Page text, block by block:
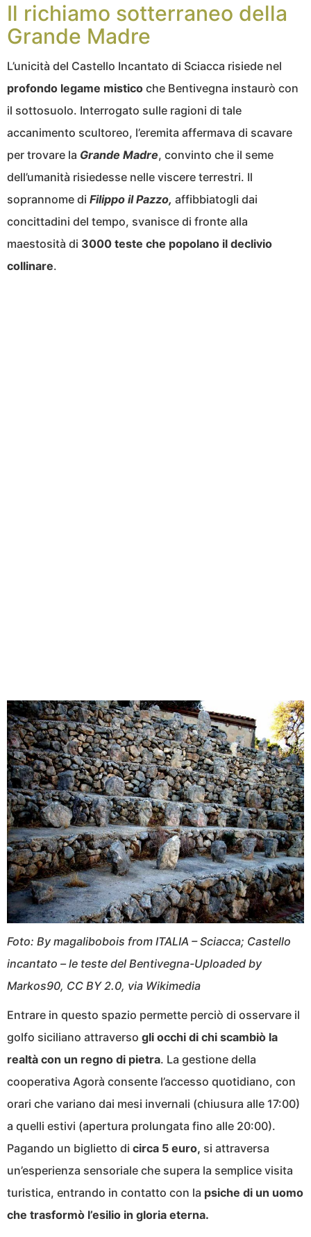
Il richiamo sotterraneo della
Grande Madre
L’unicità del Castello Incantato di Sciacca risiede nel
profondo legame mistico che Bentivegna instaurò con
il sottosuolo. Interrogato sulle ragioni di tale
accanimento scultoreo, l’eremita affermava di scavare
per trovare la Grande Madre, convinto che il seme
dell’umanità risiedesse nelle viscere terrestri. Il
soprannome di Filippo il Pazzo, affibbiatogli dai
concittadini del tempo, svanisce di fronte alla
maestosità di 3000 teste che popolano il declivio
collinare.
Foto: By magalibobois from ITALIA – Sciacca; Castello
incantato – le teste del Bentivegna-Uploaded by
Markos90, CC BY 2.0, via Wikimedia
Entrare in questo spazio permette perciò di osservare il
golfo siciliano attraverso gli occhi di chi scambiò la
realtà con un regno di pietra. La gestione della
cooperativa Agorà consente l’accesso quotidiano, con
orari che variano dai mesi invernali (chiusura alle 17:00)
a quelli estivi (apertura prolungata fino alle 20:00).
Pagando un biglietto di circa 5 euro, si attraversa
un’esperienza sensoriale che supera la semplice visita
turistica, entrando in contatto con la psiche di un uomo
che trasformò l’esilio in gloria eterna.